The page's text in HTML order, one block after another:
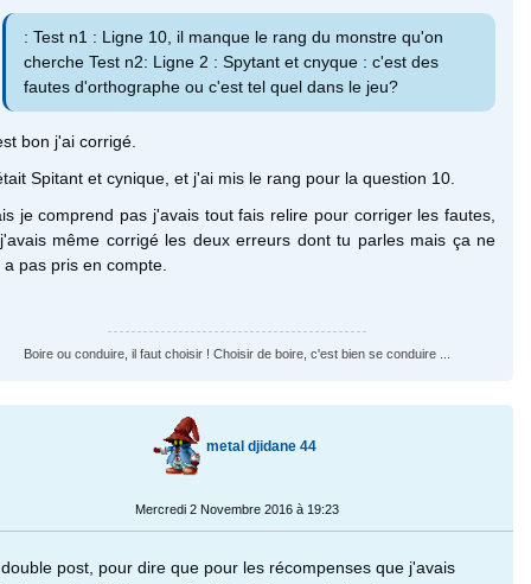
: Test n1 : Ligne 10, il manque le rang du monstre qu'on
cherche Test n2: Ligne 2 : Spytant et cnyque : c'est des
fautes d'orthographe ou c'est tel quel dans le jeu?
bon j'ai corrigé.
Spitant et cynique, et j'ai mis le rang pour la question 10.
je comprend pas j'avais tout fais relire pour corriger les fautes,
même corrigé les deux erreurs dont tu parles mais ça ne
a pas pris en compte.
Boire ou conduire, il faut choisir ! Choisir de boire, c'est bien se conduire ...
metal djidane 44
Mercredi 2 Novembre 2016 à 19:23
post, pour dire que pour les récompenses que j'avais